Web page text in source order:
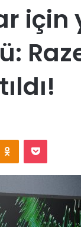
için
Odnoklassniki
Pocket